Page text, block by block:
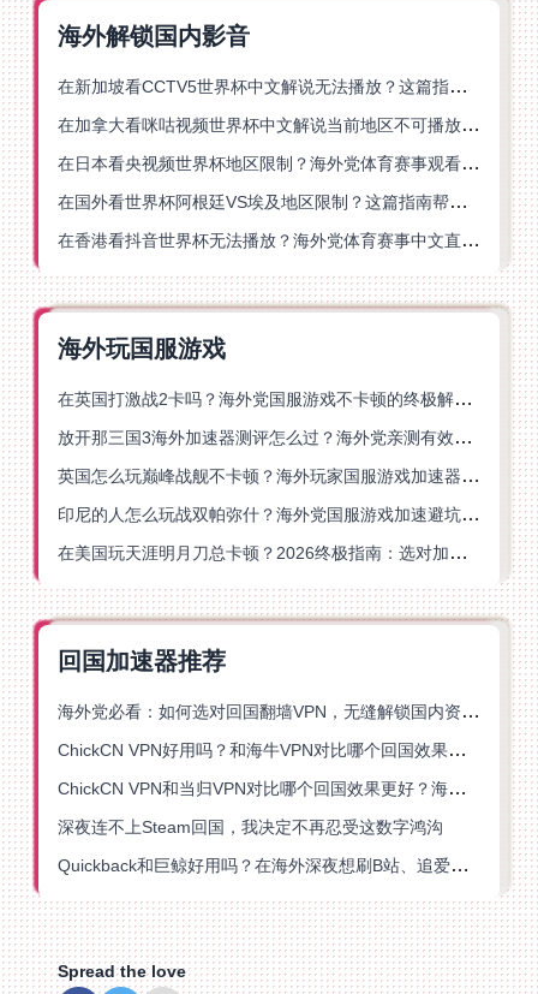
海外解锁国内影音
在新加坡看CCTV5世界杯中文解说无法播放？这篇指南帮你解锁海外体育直播自由
在加拿大看咪咕视频世界杯中文解说当前地区不可播放？这篇指南帮你一键解决
在日本看央视频世界杯地区限制？海外党体育赛事观看终极指南
在国外看世界杯阿根廷VS埃及地区限制？这篇指南帮你搞定中文直播+解说
在香港看抖音世界杯无法播放？海外党体育赛事中文直播终极指南
海外玩国服游戏
在英国打激战2卡吗？海外党国服游戏不卡顿的终极解决方案
放开那三国3海外加速器测评怎么过？海外党亲测有效的国服游戏加速指南
英国怎么玩巅峰战舰不卡顿？海外玩家国服游戏加速器终极指南
印尼的人怎么玩战双帕弥什？海外党国服游戏加速避坑指南
在美国玩天涯明月刀总卡顿？2026终极指南：选对加速器让你丝滑连招
回国加速器推荐
海外党必看：如何选对回国翻墙VPN，无缝解锁国内资源？
ChickCN VPN好用吗？和海牛VPN对比哪个回国效果更好？
ChickCN VPN和当归VPN对比哪个回国效果更好？海外党亲测后选了它
深夜连不上Steam回国，我决定不再忍受这数字鸿沟
Quickback和巨鲸好用吗？在海外深夜想刷B站、追爱奇艺的你，或许正需要这份答案
Spread the love